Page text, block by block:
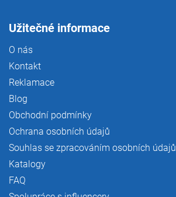
Užitečné informace
O nás
Kontakt
Reklamace
Blog
Obchodní podmínky
Ochrana osobních údajů
Souhlas se zpracováním osobních údajů
Katalogy
FAQ